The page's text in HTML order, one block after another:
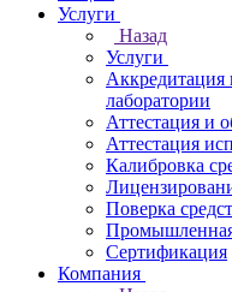
Услуги
Назад
Услуги
Аккредитация
лаборатории
Аттестация и
Аттестация
Калибровка
Поверка
Промышленная
Сертификация
Компания